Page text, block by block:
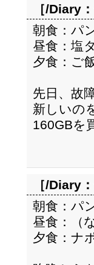
［/Diary：
朝食：パ
昼食：塩
夕食：ご
先日、故
新しいの
160GBを
［/Diary：
朝食：パ
昼食：（
夕食：ナ